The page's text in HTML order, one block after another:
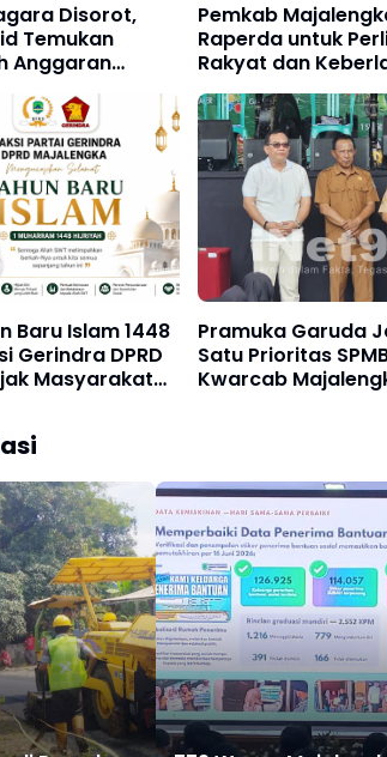
Disorot,
Temukan
Anggaran
Pemkab
Raperda untuk
Rakyat dan
Pembangunan
Baru Islam 1448
Gerindra DPRD
Masyarakat
Pramuka Garuda
Satu Prioritas
Kwarcab